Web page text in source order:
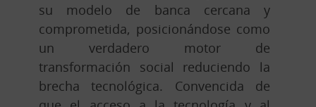
su modelo de banca cercana y
comprometida, posicionándose como
un verdadero motor de
transformación social reduciendo la
brecha tecnológica. Convencida de